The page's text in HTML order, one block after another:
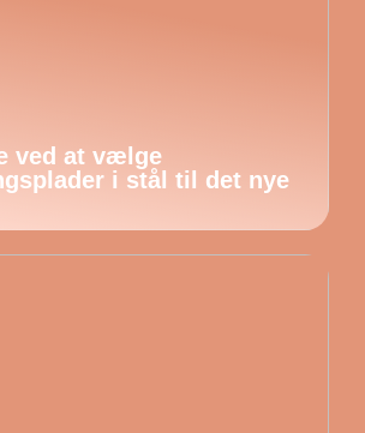
ved at vælge
i stål til det nye